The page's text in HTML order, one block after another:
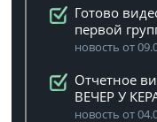
Готово
первой
новость от
Отчетное
ВЕЧЕР У
новость от